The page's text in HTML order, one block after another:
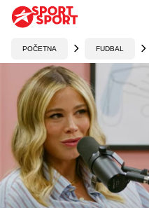
POČETNA FUDBAL